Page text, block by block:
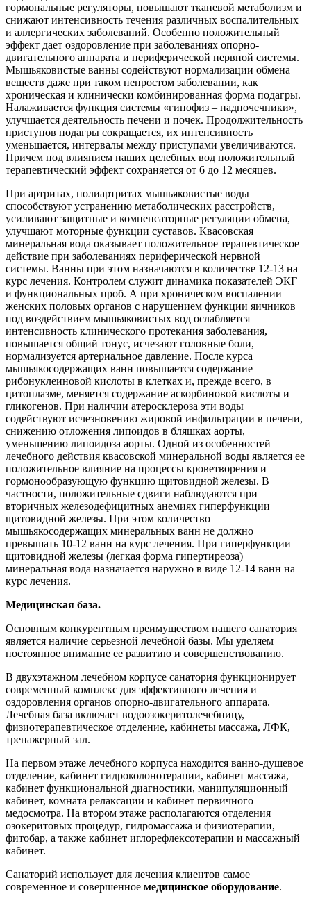
гормональные регуляторы, повышают тканевой метаболизм и
снижают интенсивность течения различных воспалительных
и аллергических заболеваний. Особенно положительный
эффект дает оздоровление при заболеваниях опорно-
двигательного аппарата и периферической нервной системы.
Мышьяковистые ванны содействуют нормализации обмена
веществ даже при таком непростом заболевании, как
хроническая и клинически комбинированная форма подагры.
Налаживается функция системы «гипофиз – надпочечники»,
улучшается деятельность печени и почек. Продолжительность
приступов подагры сокращается, их интенсивность
уменьшается, интервалы между приступами увеличиваются.
Причем под влиянием наших целебных вод положительный
терапевтический эффект сохраняется от 6 до 12 месяцев.
При артритах, полиартритах мышьяковистые воды
способствуют устранению метаболических расстройств,
усиливают защитные и компенсаторные регуляции обмена,
улучшают моторные функции суставов. Квасовская
минеральная вода оказывает положительное терапевтическое
действие при заболеваниях периферической нервной
системы. Ванны при этом назначаются в количестве 12-13 на
курс лечения. Контролем служит динамика показателей ЭКГ
и функциональных проб. А при хроническом воспалении
женских половых органов с нарушением функции яичников
под воздействием мышьяковистых вод ослабляется
интенсивность клинического протекания заболевания,
повышается общий тонус, исчезают головные боли,
нормализуется артериальное давление. После курса
мышьякосодержащих ванн повышается содержание
рибонуклеиновой кислоты в клетках и, прежде всего, в
цитоплазме, меняется содержание аскорбиновой кислоты и
гликогенов. При наличии атеросклероза эти воды
содействуют исчезновению жировой инфильтрации в печени,
снижению отложения липоидов в бляшках аорты,
уменьшению липоидоза аорты. Одной из особенностей
лечебного действия квасовской минеральной воды является ее
положительное влияние на процессы кроветворения и
гормонообразующую функцию щитовидной железы. В
частности, положительные сдвиги наблюдаются при
вторичных железодефицитных анемиях гиперфункции
щитовидной железы. При этом количество
мышьякосодержащих минеральных ванн не должно
превышать 10-12 ванн на курс лечения. При гиперфункции
щитовидной железы (легкая форма гипертиреоза)
минеральная вода назначается наружно в виде 12-14 ванн на
курс лечения.
Медицинская база.
Основным конкурентным преимуществом нашего санатория
является наличие серьезной лечебной базы. Мы уделяем
постоянное внимание ее развитию и совершенствованию.
В двухэтажном лечебном корпусе санатория функционирует
современный комплекс для эффективного лечения и
оздоровления органов опорно-двигательного аппарата.
Лечебная база включает водоозокеритолечебницу,
физиотерапевтическое отделение, кабинеты массажа, ЛФК,
тренажерный зал.
На первом этаже лечебного корпуса находится ванно-душевое
отделение, кабинет гидроколонотерапии, кабинет массажа,
кабинет функциональной диагностики, манипуляционный
кабинет, комната релаксации и кабинет первичного
медосмотра. На втором этаже располагаются отделения
озокеритовых процедур, гидромассажа и физиотерапии,
фитобар, а также кабинет иглорефлексотерапии и массажный
кабинет.
Санаторий использует для лечения клиентов самое
современное и совершенное медицинское оборудование.